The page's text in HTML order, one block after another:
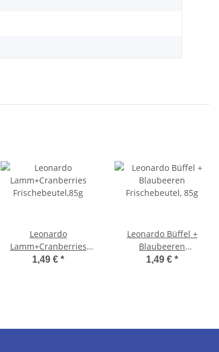
Leonardo
Lamm+Cranberries
Frischebeutel,85g
1,49 € *
Leonardo Büffel +
Blaubeeren
Frischebeutel, 85g
1,49 € *